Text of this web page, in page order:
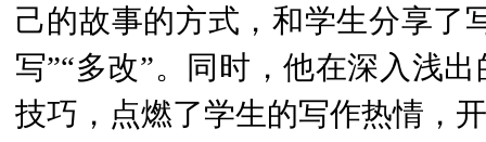
己的故事的方式，和学生分享
写”“多改”。同时，他在深入浅
技巧，点燃了学生的写作热情，